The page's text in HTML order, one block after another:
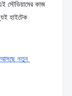
স্টেডিয়ামের কাজ
হাইটেক
নতুন